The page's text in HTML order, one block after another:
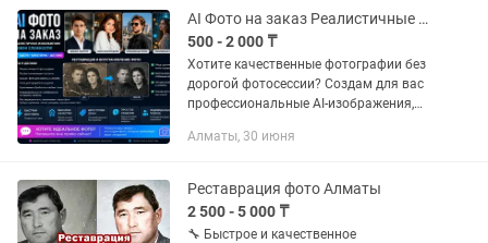
AI Фото на заказ Реалистичные портреты, бизнес-фото, аватарки,реставрация
500 - 2 000 ₸
Хотите качественные фотографии без
дорогой фотосессии? Создам для вас
профессиональные AI-изображения,
реалистично. Что я могу сделать: 📸
Алматы, 30 июня
Реставрация фото Алматы
2 500 - 5 000 ₸
🔧 Быстрое и качественное